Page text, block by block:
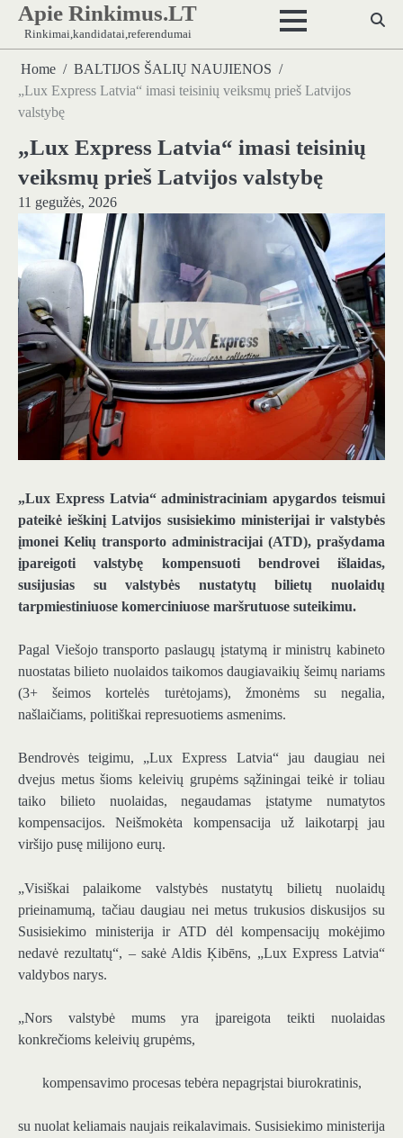
Skip
content
Apie Rinkimus.LT
Rinkimai,kandidatai,referendumai
Home
BALTIJOS ŠALIŲ NAUJIENOS
„Lux Express Latvia“ imasi teisinių veiksmų prieš Latvijos
valstybę
„Lux Express Latvia“ imasi teisinių
veiksmų prieš Latvijos valstybę
11 gegužės, 2026
„Lux Express Latvia“ administraciniam apygardos teismui
pateikė ieškinį Latvijos susisiekimo ministerijai ir valstybės
įmonei Kelių transporto administracijai (ATD), prašydama
įpareigoti valstybę kompensuoti bendrovei išlaidas,
susijusias su valstybės nustatytų bilietų nuolaidų
tarpmiestiniuose komerciniuose maršrutuose suteikimu.
Pagal Viešojo transporto paslaugų įstatymą ir ministrų kabineto
nuostatas bilieto nuolaidos taikomos daugiavaikių šeimų nariams
(3+ šeimos kortelės turėtojams), žmonėms su negalia,
našlaičiams, politiškai represuotiems asmenims.
Bendrovės teigimu, „Lux Express Latvia“ jau daugiau nei
dvejus metus šioms keleivių grupėms sąžiningai teikė ir toliau
taiko bilieto nuolaidas, negaudamas įstatyme numatytos
kompensacijos. Neišmokėta kompensacija už laikotarpį jau
viršijo pusę milijono eurų.
„Visiškai palaikome valstybės nustatytų bilietų nuolaidų
prieinamumą, tačiau daugiau nei metus trukusios diskusijos su
Susisiekimo ministerija ir ATD dėl kompensacijų mokėjimo
nedavė rezultatų“, – sakė Aldis Ķibēns, „Lux Express Latvia“
valdybos narys.
„Nors valstybė mums yra įpareigota teikti nuolaidas
konkrečioms keleivių grupėms,
kompensavimo procesas tebėra nepagrįstai biurokratinis,
su nuolat keliamais naujais reikalavimais. Susisiekimo ministerija